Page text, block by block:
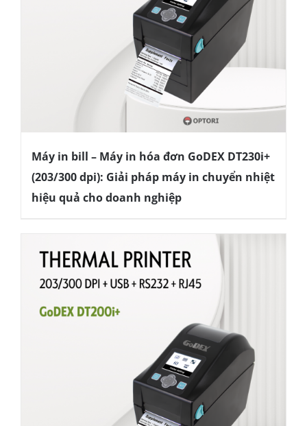
Máy in bill – Máy in hóa đơn GoDEX DT230i+
(203/300 dpi): Giải pháp máy in chuyển nhiệt
hiệu quả cho doanh nghiệp